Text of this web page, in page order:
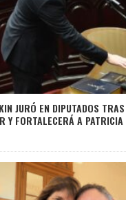
JURÓ EN DIPUTADOS
Y FORTALECERÁ A